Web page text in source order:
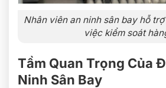
Nhân viên an ninh sân bay hỗ
việc kiểm soát
Tầm Quan Trọng Của
Ninh Sân Bay